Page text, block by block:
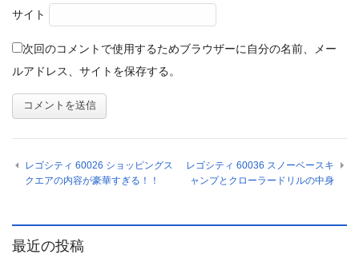
サイト
次回のコメントで使用するためブラウザーに自分の名前、メー
ルアドレス、サイトを保存する。
レゴシティ 60026 ショッピングス
クエアの内容が豪華すぎる！！
レゴシティ 60036 スノーベースキ
ャンプとクローラードリルの中身
最近の投稿